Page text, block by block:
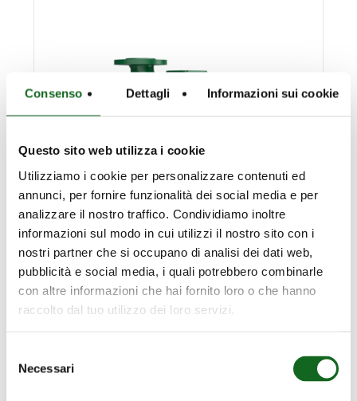
Consenso Dettagli Informazioni sui cookie
Questo sito web utilizza i cookie
Utilizziamo i cookie per personalizzare contenuti ed
annunci, per fornire funzionalità dei social media e per
analizzare il nostro traffico. Condividiamo inoltre
informazioni sul modo in cui utilizzi il nostro sito con i
nostri partner che si occupano di analisi dei dati web,
pubblicità e social media, i quali potrebbero combinarle
con altre informazioni che hai fornito loro o che hanno
raccolto dal tuo utilizzo dei loro servizi.
delNecessari
Série NMC
Pompes monobloc normalisées